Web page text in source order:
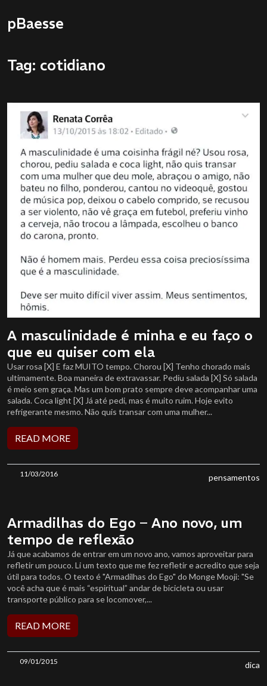
pBaesse
Tag: cotidiano
A masculinidade é minha e eu faço o
que eu quiser com ela
Usar rosa [X] E faz MUITO tempo. Chorou [X] Tenho chorado mais
ultimamente. Boa maneira de extravassar. Pediu salada [X] Só salada
é meio sem graça. Mas um bom prato sempre deve acompanhar uma
salada. Coca light [X] Já até pedi, mas é muito ruim. Hoje evito
refrigerante mesmo. Não quis transar com uma mulher...
READ MORE
11/03/2016 pensamentos
Armadilhas do Ego – Ano novo, um
tempo de reflexão
Já que acabamos de entrar em um novo ano, vamos aproveitar para
refletir um pouco. Li um texto que me fez refletir e acredito que seja
útil para todos. O texto é "Armadilhas do Ego" do Monge Mooji: "Se
você acha que é mais “espiritual” andar de bicicleta ou usar
transporte público para se locomover,...
READ MORE
09/01/2015 dica